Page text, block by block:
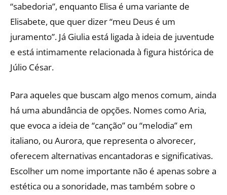
“sabedoria”, enquanto Elisa é uma variante de
Elisabete, que quer dizer “meu Deus é um
juramento”. Já Giulia está ligada à ideia de juventude
e está intimamente relacionada à figura histórica de
Júlio César.
Para aqueles que buscam algo menos comum, ainda
há uma abundância de opções. Nomes como Aria,
que evoca a ideia de “canção” ou “melodia” em
italiano, ou Aurora, que representa o alvorecer,
oferecem alternativas encantadoras e significativas.
Escolher um nome importante não é apenas sobre a
estética ou a sonoridade, mas também sobre o